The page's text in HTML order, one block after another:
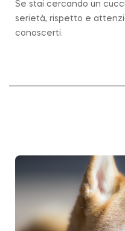
Se stai cercando un
serietà, rispetto e
conoscerti.